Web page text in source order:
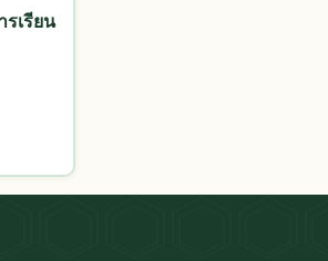
options may be chosen on the product
รเรียน